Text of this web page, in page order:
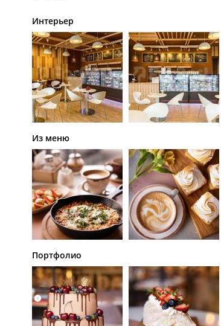
Интерьер
Из меню
Портфолио